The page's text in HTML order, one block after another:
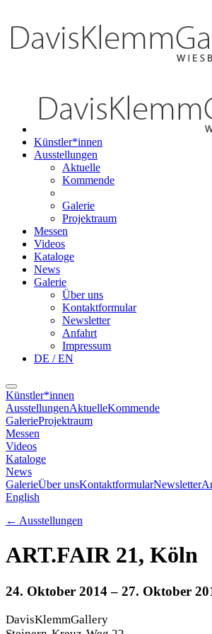
Künstler*innen
Ausstellungen
Aktuelle
Kommende
Galerie
Projektraum
Messen
Videos
Kataloge
News
Galerie
Über uns
Kontaktformular
Newsletter
Anfahrt
Impressum
DE / EN
Künstler*innen
AusstellungenAktuelleKommende
GalerieProjektraum
Messen
Videos
Kataloge
News
GalerieÜber unsKontaktformularNewsletter
English
← Ausstellungen
ART.FAIR 21, Köln
24. Oktober 2014– 27. Oktober
DavisKlemmGallery